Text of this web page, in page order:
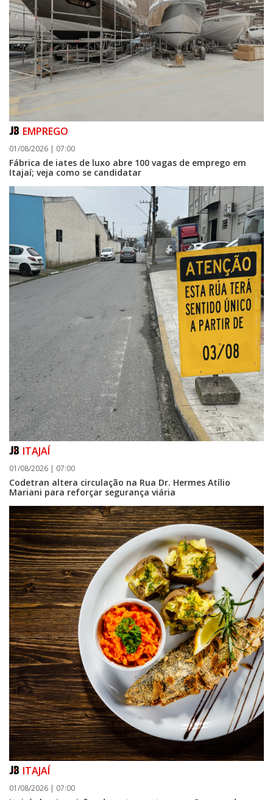
EMPREGO
01/08/2026 | 07:00
Fábrica de iates de luxo abre 100 vagas de emprego em
Itajaí; veja como se candidatar
ITAJAÍ
01/08/2026 | 07:00
Codetran altera circulação na Rua Dr. Hermes Atílio
Mariani para reforçar segurança viária
ITAJAÍ
01/08/2026 | 07:00